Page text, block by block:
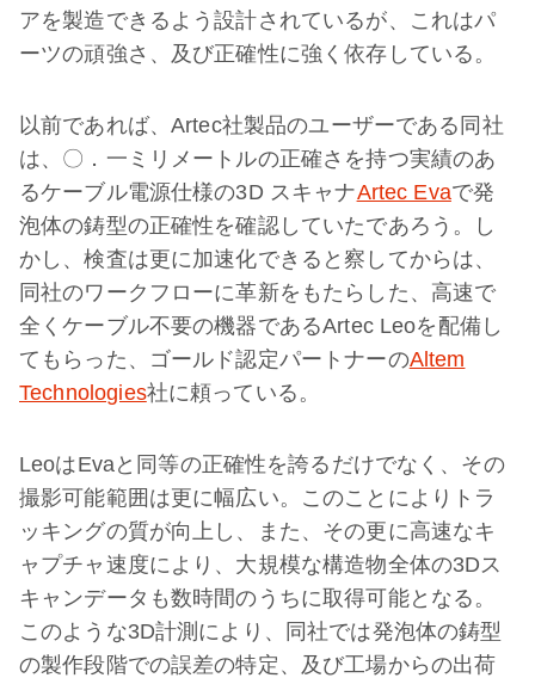
アを製造できるよう設計されているが、これはパ
ーツの頑強さ、及び正確性に強く依存している。
以前であれば、Artec社製品のユーザーである同社
は、〇．一ミリメートルの正確さを持つ実績のあ
るケーブル電源仕様の3D スキャナArtec Evaで発
泡体の鋳型の正確性を確認していたであろう。し
かし、検査は更に加速化できると察してからは、
同社のワークフローに革新をもたらした、高速で
全くケーブル不要の機器であるArtec Leoを配備し
てもらった、ゴールド認定パートナーのAltem
Technologies社に頼っている。
LeoはEvaと同等の正確性を誇るだけでなく、その
撮影可能範囲は更に幅広い。このことによりトラ
ッキングの質が向上し、また、その更に高速なキ
ャプチャ速度により、大規模な構造物全体の3Dス
キャンデータも数時間のうちに取得可能となる。
このような3D計測により、同社では発泡体の鋳型
の製作段階での誤差の特定、及び工場からの出荷